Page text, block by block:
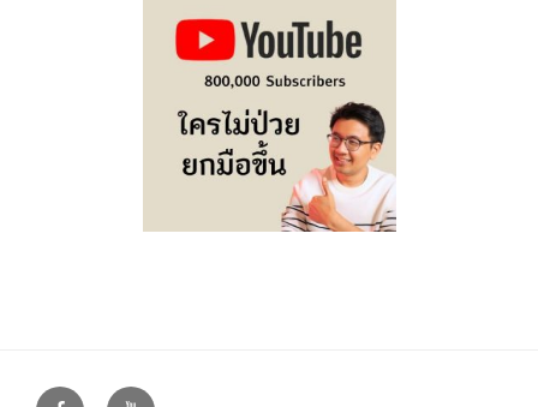
FacebookYoutube